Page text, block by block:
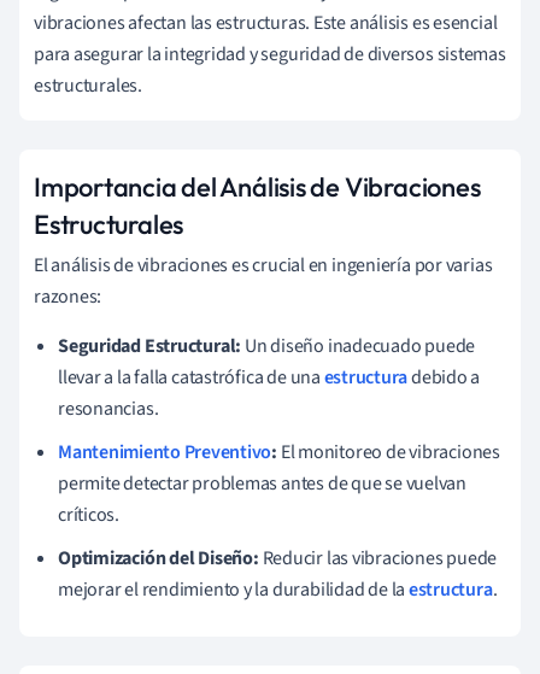
vibraciones afectan las estructuras. Este análisis es esencial
para asegurar la integridad y seguridad de diversos sistemas
estructurales.
Importancia del Análisis de Vibraciones
Estructurales
El análisis de vibraciones es crucial en ingeniería por varias
razones:
Seguridad Estructural: Un diseño inadecuado puede
llevar a la falla catastrófica de unaestructuradebido a
resonancias.
Mantenimiento Preventivo: El monitoreo de vibraciones
permite detectar problemas antes de que se vuelvan
críticos.
Optimización del Diseño: Reducir las vibraciones puede
mejorar el rendimiento y la durabilidad de laestructura.